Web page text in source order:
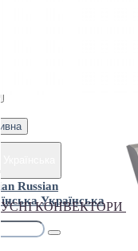
Russian
Українська
КОНВЕКТОРИ